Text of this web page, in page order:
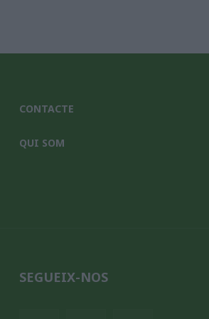
CONTACTE
QUI SOM
SEGUEIX-NOS